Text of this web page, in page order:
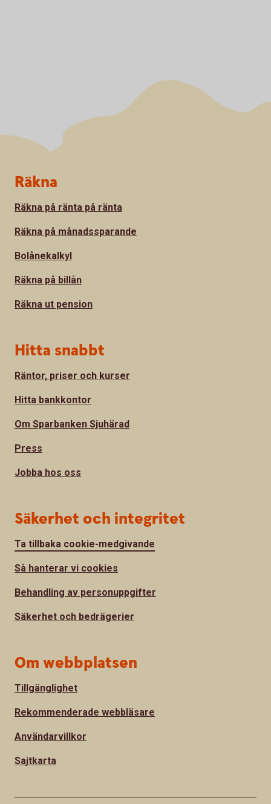
Sidfot
Räkna
Räkna på ränta på ränta
Räkna på månadssparande
Bolånekalkyl
Räkna på billån
Räkna ut pension
Hitta snabbt
Räntor, priser och kurser
Hitta bankkontor
Om Sparbanken Sjuhärad
Press
Jobba hos oss
Säkerhet och integritet
Ta tillbaka cookie-medgivande
Så hanterar vi cookies
Behandling av personuppgifter
Säkerhet och bedrägerier
Om webbplatsen
Tillgänglighet
Rekommenderade webbläsare
Användarvillkor
Sajtkarta